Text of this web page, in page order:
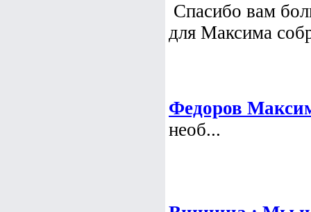
Спасибо вам
для Максима
Федоров
необ...